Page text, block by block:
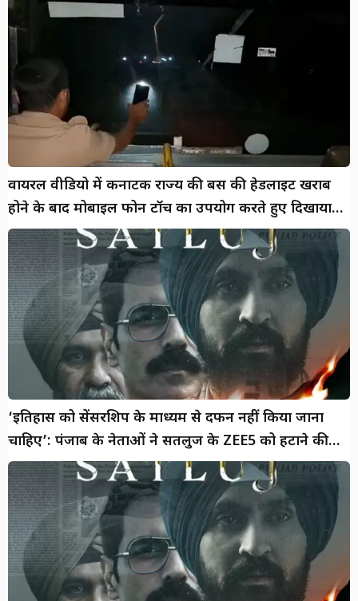
वायरल वीडियो में कर्नाटक राज्य की बस की हेडलाइट खराब
होने के बाद मोबाइल फोन टॉर्च का उपयोग करते हुए दिखाया
गया है घड़ी
‘इतिहास को सेंसरशिप के माध्यम से दफन नहीं किया जाना
चाहिए’: पंजाब के नेताओं ने सतलुज के ZEE5 को हटाने की
निंदा की